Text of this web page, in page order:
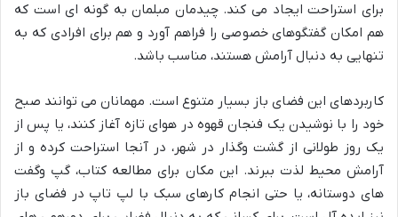
برای استراحت ایجاد می کند. چیدمان مبلمان به گونه ای است که
هم امکان گفتگوهای خصوصی را فراهم آورد و هم برای افرادی که به
تنهایی به دنبال آرامش هستند، مناسب باشد.
کاربردهای این فضای باز بسیار متنوع است. مهمانان می توانند صبح
خود را با نوشیدن یک فنجان قهوه در هوای تازه آغاز کنند، یا پس از
یک روز طولانی از گشت وگذار در شهر، در آنجا استراحت کرده و از
آرامش محیط لذت ببرند. این مکان برای مطالعه کتاب، گپ وگفت
های دوستانه، یا حتی انجام کارهای سبک با لپ تاپ در فضای باز